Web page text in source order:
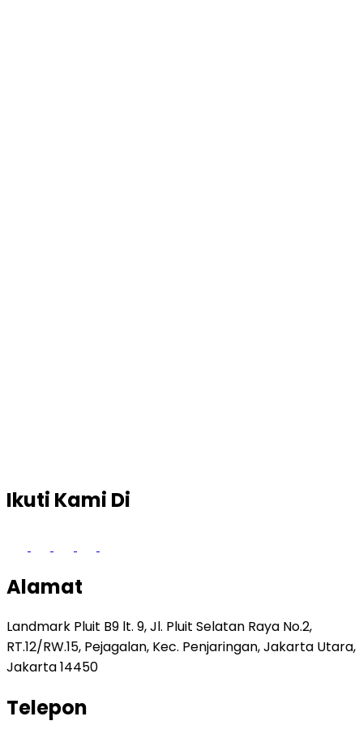
Ikuti Kami Di
Alamat
Landmark Pluit B9 lt. 9, Jl. Pluit Selatan Raya No.2,
RT.12/RW.15, Pejagalan, Kec. Penjaringan, Jakarta Utara,
Jakarta 14450
Telepon